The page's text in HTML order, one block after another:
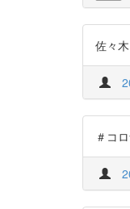
佐々
＃コ